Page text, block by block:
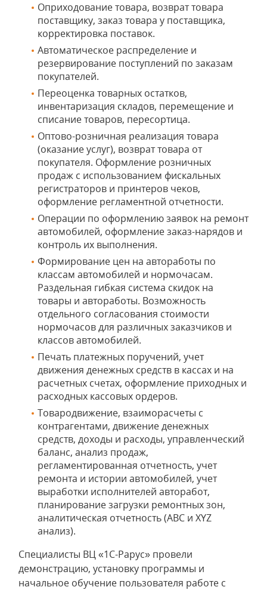
Оприходование товара, возврат товара
поставщику, заказ товара у поставщика,
корректировка поставок.
Автоматическое распределение и
резервирование поступлений по заказам
покупателей.
Переоценка товарных остатков,
инвентаризация складов, перемещение и
списание товаров, пересортица.
Оптово-розничная реализация товара
(оказание услуг), возврат товара от
покупателя. Оформление розничных
продаж с использованием фискальных
регистраторов и принтеров чеков,
оформление регламентной отчетности.
Операции по оформлению заявок на ремонт
автомобилей, оформление заказ-нарядов и
контроль их выполнения.
Формирование цен на автоработы по
классам автомобилей и нормочасам.
Раздельная гибкая система скидок на
товары и автоработы. Возможность
отдельного согласования стоимости
нормочасов для различных заказчиков и
классов автомобилей.
Печать платежных поручений, учет
движения денежных средств в кассах и на
расчетных счетах, оформление приходных и
расходных кассовых ордеров.
Товародвижение, взаиморасчеты с
контрагентами, движение денежных
средств, доходы и расходы, управленческий
баланс, анализ продаж,
регламентированная отчетность, учет
ремонта и истории автомобилей, учет
выработки исполнителей авторабот,
планирование загрузки ремонтных зон,
аналитическая отчетность (ABC и XYZ
анализ).
Специалисты ВЦ «1С-Рарус» провели
демонстрацию, установку программы и
начальное обучение пользователя работе с